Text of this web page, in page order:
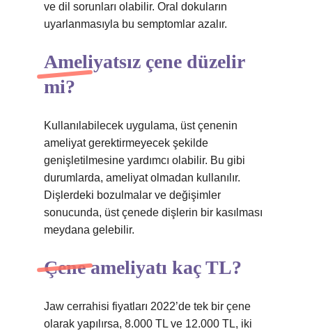
ve dil sorunları olabilir. Oral dokuların
uyarlanmasıyla bu semptomlar azalır.
Ameliyatsız çene düzelir
mi?
Kullanılabilecek uygulama, üst çenenin
ameliyat gerektirmeyecek şekilde
genişletilmesine yardımcı olabilir. Bu gibi
durumlarda, ameliyat olmadan kullanılır.
Dişlerdeki bozulmalar ve değişimler
sonucunda, üst çenede dişlerin bir kasılması
meydana gelebilir.
Çene ameliyatı kaç TL?
Jaw cerrahisi fiyatları 2022’de tek bir çene
olarak yapılırsa, 8.000 TL ve 12.000 TL, iki